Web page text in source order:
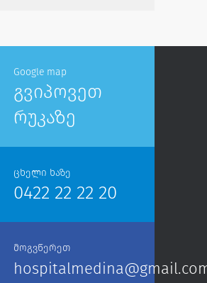
Google map
გვიპოვეთ
რუკაზე
ცხელი ხაზე
0422 22 22 20
მოგვწერეთ